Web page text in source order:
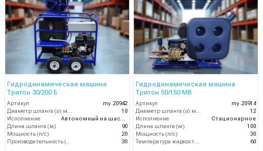
Гидродинамическая машина
Тритон 30/200 Б
Артикул
my.20942
10
Исполнение
Длина шланга (м)
90
Мощность (л/с)
20
30
Гидродинамическая машина
Тритон 50/150 МВ
Артикул
my.20914
12
Исполнение
Стационарное
Длина шланга (м)
100
Мощность (л/с)
30
60